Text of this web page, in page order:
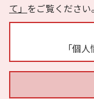
て」 をご覧ください。
「個
Copyright